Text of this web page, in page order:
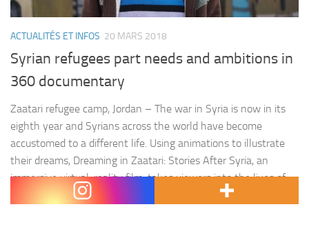
ACTUALITÉS ET INFOS 20 MARS 2018
Syrian refugees part needs and ambitions in
360 documentary
Zaatari refugee camp, Jordan – The war in Syria is now in its
eighth year and Syrians across the world have become
accustomed to a different life. Using animations to illustrate
their dreams, Dreaming in Zaatari: Stories After Syria, an
immersive virtual-reality film, takes viewers into the lives of
three Syrian teenagers in Jordan’s Zaatari refugee camp.…